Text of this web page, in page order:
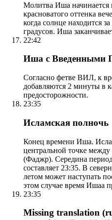
Молитва Иша начинается
красноватого оттенка
когда солнце находится
градусов. Иша
22:42
Иша с Введенными
Согласно фетве ВИЛ, к
добавляются 2 минуты в
предосторожности.
23:35
Исламская полночь
Конец времени Иша.
центральной точке
(Фаджр). Середина
составляет 23:35. В
летом может наступать
этом случае время Ишаа
23:35
Missing translation